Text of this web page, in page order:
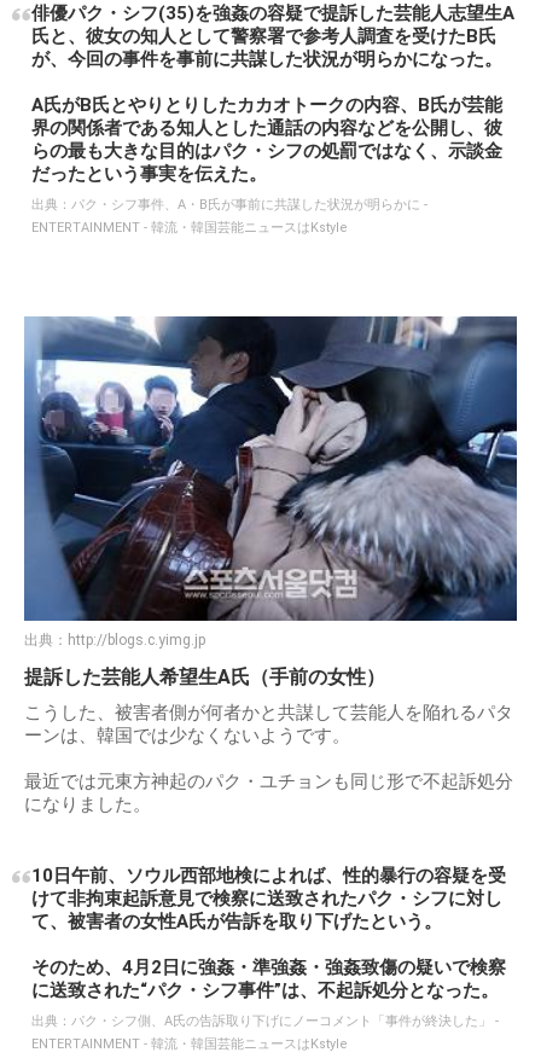
俳優パク・シフ(35)を強姦の容疑で提訴した芸能人志望生A
氏と、彼女の知人として警察署で参考人調査を受けたB氏
が、今回の事件を事前に共謀した状況が明らかになった。
A氏がB氏とやりとりしたカカオトークの内容、B氏が芸能
界の関係者である知人とした通話の内容などを公開し、彼
らの最も大きな目的はパク・シフの処罰ではなく、示談金
だったという事実を伝えた。
出典： パク・シフ事件、A・B氏が事前に共謀した状況が明らかに -
ENTERTAINMENT - 韓流・韓国芸能ニュースはKstyle
出典： http://blogs.c.yimg.jp
提訴した芸能人希望生A氏（手前の女性）
こうした、被害者側が何者かと共謀して芸能人を陥れるパタ
ーンは、韓国では少なくないようです。
最近では元東方神起のパク・ユチョンも同じ形で不起訴処分
になりました。
10日午前、ソウル西部地検によれば、性的暴行の容疑を受
けて非拘束起訴意見で検察に送致されたパク・シフに対し
て、被害者の女性A氏が告訴を取り下げたという。
そのため、4月2日に強姦・準強姦・強姦致傷の疑いで検察
に送致された“パク・シフ事件”は、不起訴処分となった。
出典： パク・シフ側、A氏の告訴取り下げにノーコメント「事件が終決した」 -
ENTERTAINMENT - 韓流・韓国芸能ニュースはKstyle